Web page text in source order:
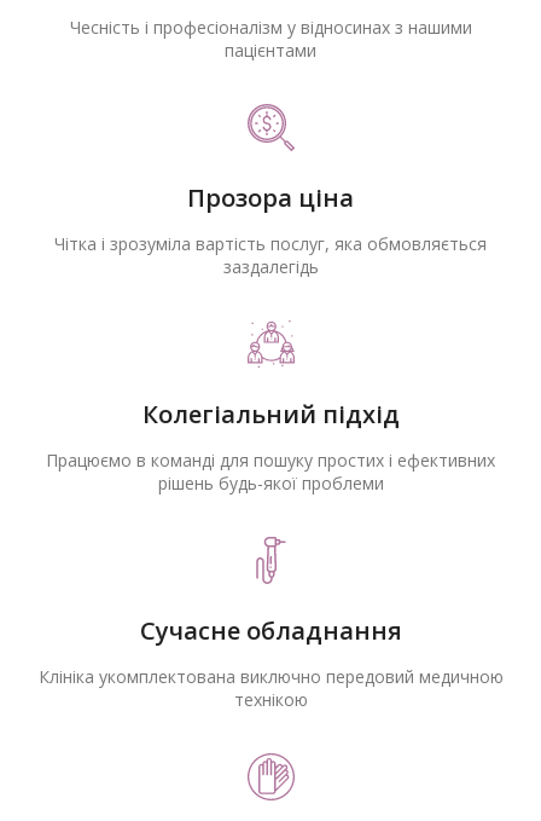
Чесність і професіоналізм у відносинах з нашими
пацієнтами
Прозора ціна
Чітка і зрозуміла вартість послуг, яка обмовляється
заздалегідь
Колегіальний підхід
Працюємо в команді для пошуку простих і ефективних
рішень будь-якої проблеми
Сучасне обладнання
Клініка укомплектована виключно передовий медичною
технікою